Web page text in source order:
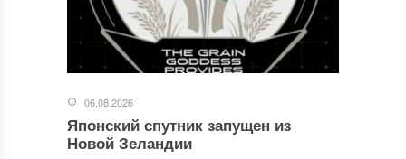
06.08.2026
Японский спутник запущен из
Новой Зеландии